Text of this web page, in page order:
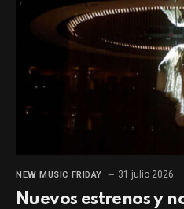
NEW MUSIC FRIDAY 31 julio 2026
Nuevos estrenos y